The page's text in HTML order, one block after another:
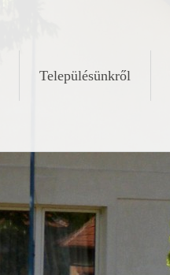
Településünkről